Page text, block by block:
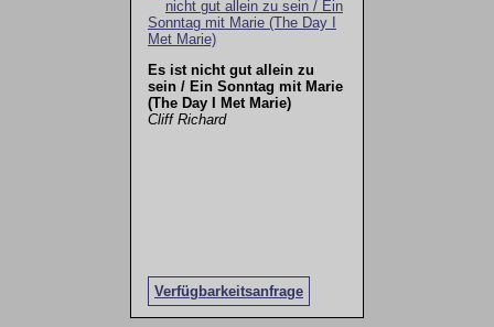
Es ist nicht gut allein zu
sein / Ein Sonntag mit Marie
(The Day I Met Marie)
Cliff Richard
Verfügbarkeitsanfrage